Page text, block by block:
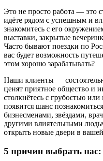
Это не просто работа — это
идёте рядом с успешным и
знакомитесь с его
выставки, закрытые
Часто бывают поездки по
вас будет возможность
этом хорошо зарабатывать?
Наши клиенты —
ценят приятное общество и
столкнётесь с грубостью
появится шанс
бизнесменами, звёздами,
другими влиятельными
открыть новые двери в
5 причин выбрать нас: